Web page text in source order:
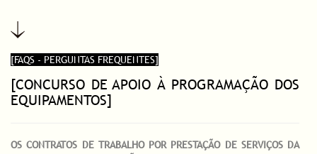
[FAQS - PERGUNTAS FREQUENTES]
[CONCURSO DE APOIO À PROGRAMAÇÃO DOS
EQUIPAMENTOS]
OS CONTRATOS DE TRABALHO POR PRESTAÇÃO DE SERVIÇOS DA